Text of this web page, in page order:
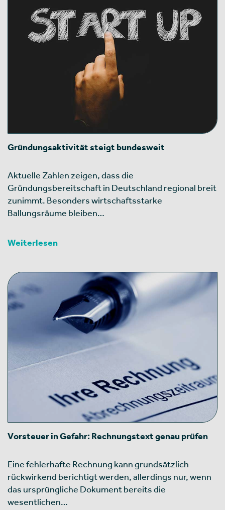
Gründungsaktivität steigt bundesweit
Aktuelle Zahlen zeigen, dass die
Gründungsbereitschaft in Deutschland regional breit
zunimmt. Besonders wirtschaftsstarke
Ballungsräume bleiben…
Weiterlesen
Vorsteuer in Gefahr: Rechnungstext genau prüfen
Eine fehlerhafte Rechnung kann grundsätzlich
rückwirkend berichtigt werden, allerdings nur, wenn
das ursprüngliche Dokument bereits die
wesentlichen…